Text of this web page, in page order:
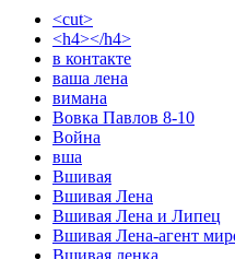
<cut>
<h4></h4>
в контакте
ваша лена
вимана
Вовка Павлов 8-10
Война
вша
Вшивая
Вшивая Лена
Вшивая Лена и Липец
Вшивая Лена-агент
Вшивая ленка